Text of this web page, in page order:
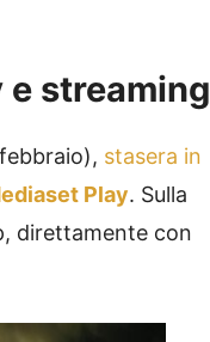
e streaming
stasera in
Play. Sulla
direttamente con